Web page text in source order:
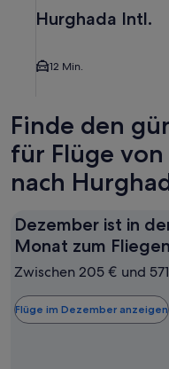
Hurghada Intl.
12 Min.
Finde den
für Flüge von
nach
Dezember ist in
Monat zum Fliegen
Zwischen 205 € und
Flüge im Dezember anzeigen